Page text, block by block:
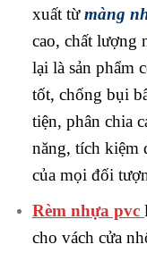
xuất từmàng
cao, chất
lại là sản phẩm
tốt, chống bụi
tiện, phân chia
năng, tích kiệm
của mọi đối
Rèm nhựa pvc
cho vách cửa